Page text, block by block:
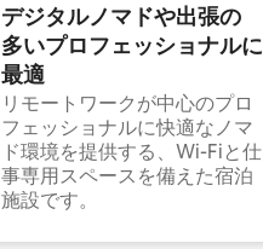
デジタルノマドや出⁠張⁠の
多⁠いプ⁠ロ⁠フ⁠ェ⁠ッ⁠シ⁠ョ⁠ナ⁠ル⁠に
最⁠適
リモートワークが中心のプロ
フェッショナルに快適なノマ
ド環境を提供する、Wi-Fiと仕
事専用スペースを備えた宿泊
施設です。